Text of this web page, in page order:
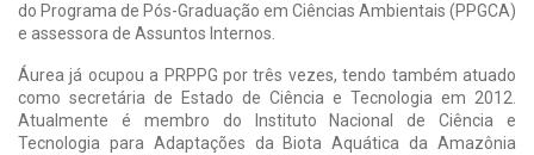
do Programa de Pós-Graduação em Ciências Ambientais (PPGCA)
e assessora de Assuntos Internos.
Áurea já ocupou a PRPPG por três vezes, tendo também atuado
como secretária de Estado de Ciência e Tecnologia em 2012.
Atualmente é membro do Instituto Nacional de Ciência e
Tecnologia para Adaptações da Biota Aquática da Amazônia